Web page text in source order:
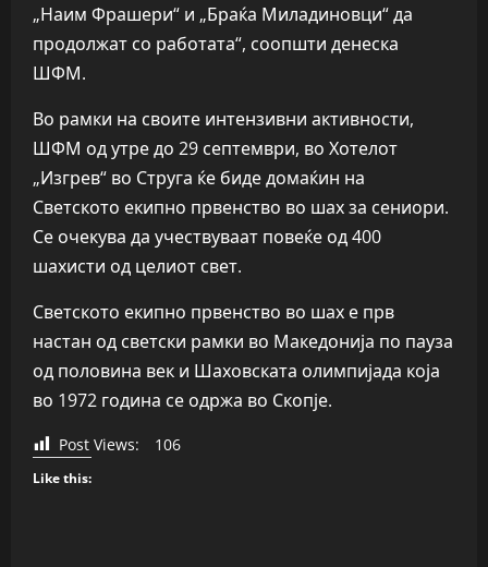
„Наим Фрашери“ и „Браќа Миладиновци“ да
продолжат со работата“, соопшти денеска
ШФМ.
Во рамки на своите интензивни активности,
ШФМ од утре до 29 септември, во Хотелот
„Изгрев“ во Струга ќе биде домаќин на
Светското екипно првенство во шах за сениори.
Се очекува да учествуваат повеќе од 400
шахисти од целиот свет.
Светското екипно првенство во шах е прв
настан од светски рамки во Македонија по пауза
од половина век и Шаховската олимпијада која
во 1972 година се одржа во Скопје.
Post Views: 106
Like this: